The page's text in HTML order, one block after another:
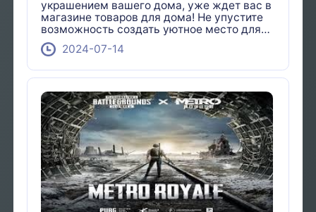
украшением вашего дома, уже ждет вас в
магазине товаров для дома! Не упустите
возможность создать уютное место для
отдыха прямо у себя дома!
2024-07-14